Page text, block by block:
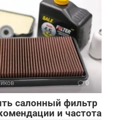
0
салонный фильтр
и частота